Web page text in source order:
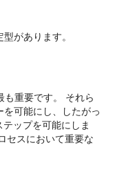
があります。
も重要です。 それら
可能にし、したがっ
ップを可能にしま
セスにおいて重要な